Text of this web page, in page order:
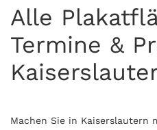
Alle
Termine &
Machen Sie in Kaiserslautern